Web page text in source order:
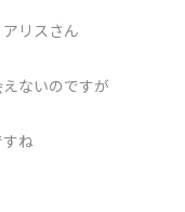
リスさん
ないのですが
ね